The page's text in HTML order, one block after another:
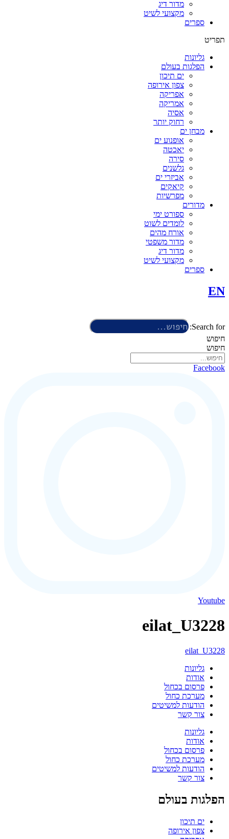
מדור דיג
מקצועי לשיט
ספרים
תפריט
גליונות
הפלגות בעולם
ים תיכון
צפון אירופה
אפריקה
אמריקה
אסיה
רחוק יותר
מבחן ים
אופנוע ים
יאכטה
סירה
גלשנים
אביזרי ים
קיאקים
מפרשיות
מדורים
ספורט ימי
לומדים לשוט
אורח מהים
מדור משפטי
מדור דיג
מקצועי לשיט
ספרים
EN
Search for:
חיפוש
חיפוש
Facebook
Youtube
eilat_U3228
eilat_U3228
גליונות
אודות
פרסום בכחול
מערכת כחול
הודעות למשיטים
צור קשר
גליונות
אודות
פרסום בכחול
מערכת כחול
הודעות למשיטים
צור קשר
הפלגות בעולם
ים תיכון
צפון אירופה